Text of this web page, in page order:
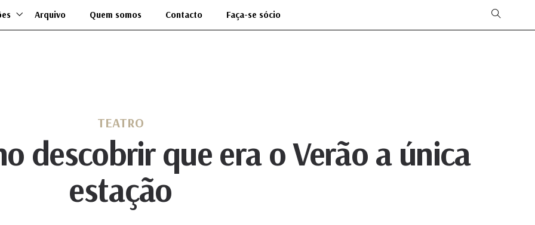
Arquivo Quem somos Contacto Faça-se sócio
TEATRO
descobrir que era o Verão a única
estação